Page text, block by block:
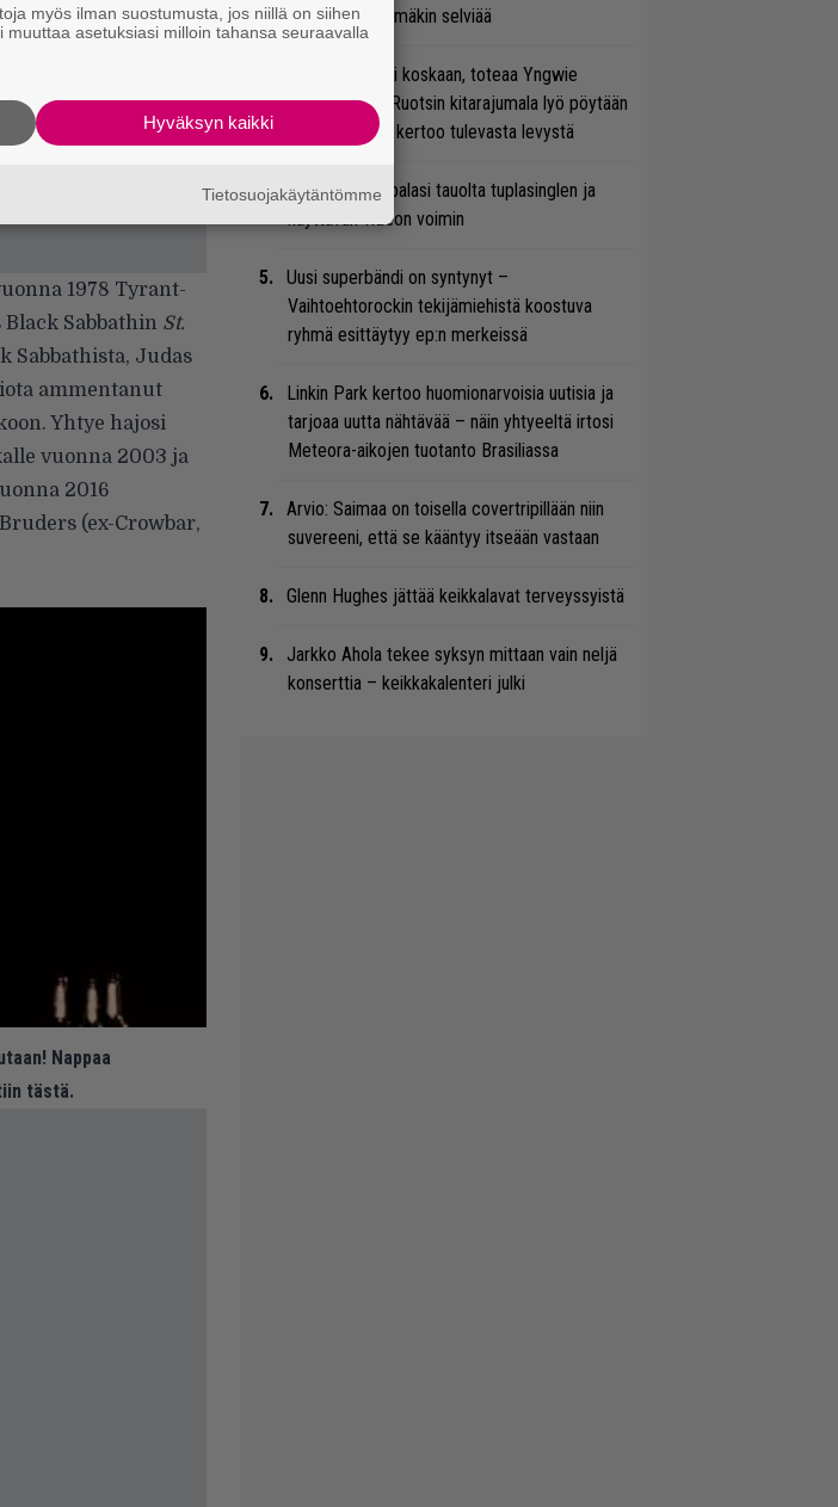
1978 Tyrant-
Sabbathin St.
Sabbathista, Judas
ammentanut
Yhtye hajosi
vuonna 2003 ja
2016
(ex-Crowbar,
Nappaa
tästä.
metal? Pian tämäkin selviää
Se on nyt tai ei koskaan, toteaa Yngwie
Malmsteen – Ruotsin kitarajumala lyö pöytään
uuden biisin ja kertoo tulevasta levystä
Blind Channel palasi tauolta tuplasinglen ja
näyttävän videon voimin
Uusi superbändi on syntynyt –
Vaihtoehtorockin tekijämiehistä koostuva
ryhmä esittäytyy ep:n merkeissä
Linkin Park kertoo huomionarvoisia uutisia ja
tarjoaa uutta nähtävää – näin yhtyeeltä irtosi
Meteora-aikojen tuotanto Brasiliassa
Arvio: Saimaa on toisella covertripillään niin
suvereeni, että se kääntyy itseään vastaan
Glenn Hughes jättää keikkalavat terveyssyistä
Jarkko Ahola tekee syksyn mittaan vain neljä
konserttia – keikkakalenteri julki
myös ilman suostumusta, jos niillä on siihen
asetuksiasi milloin tahansa seuraavalla
Hyväksyn kaikki
Tietosuojakäytäntömme